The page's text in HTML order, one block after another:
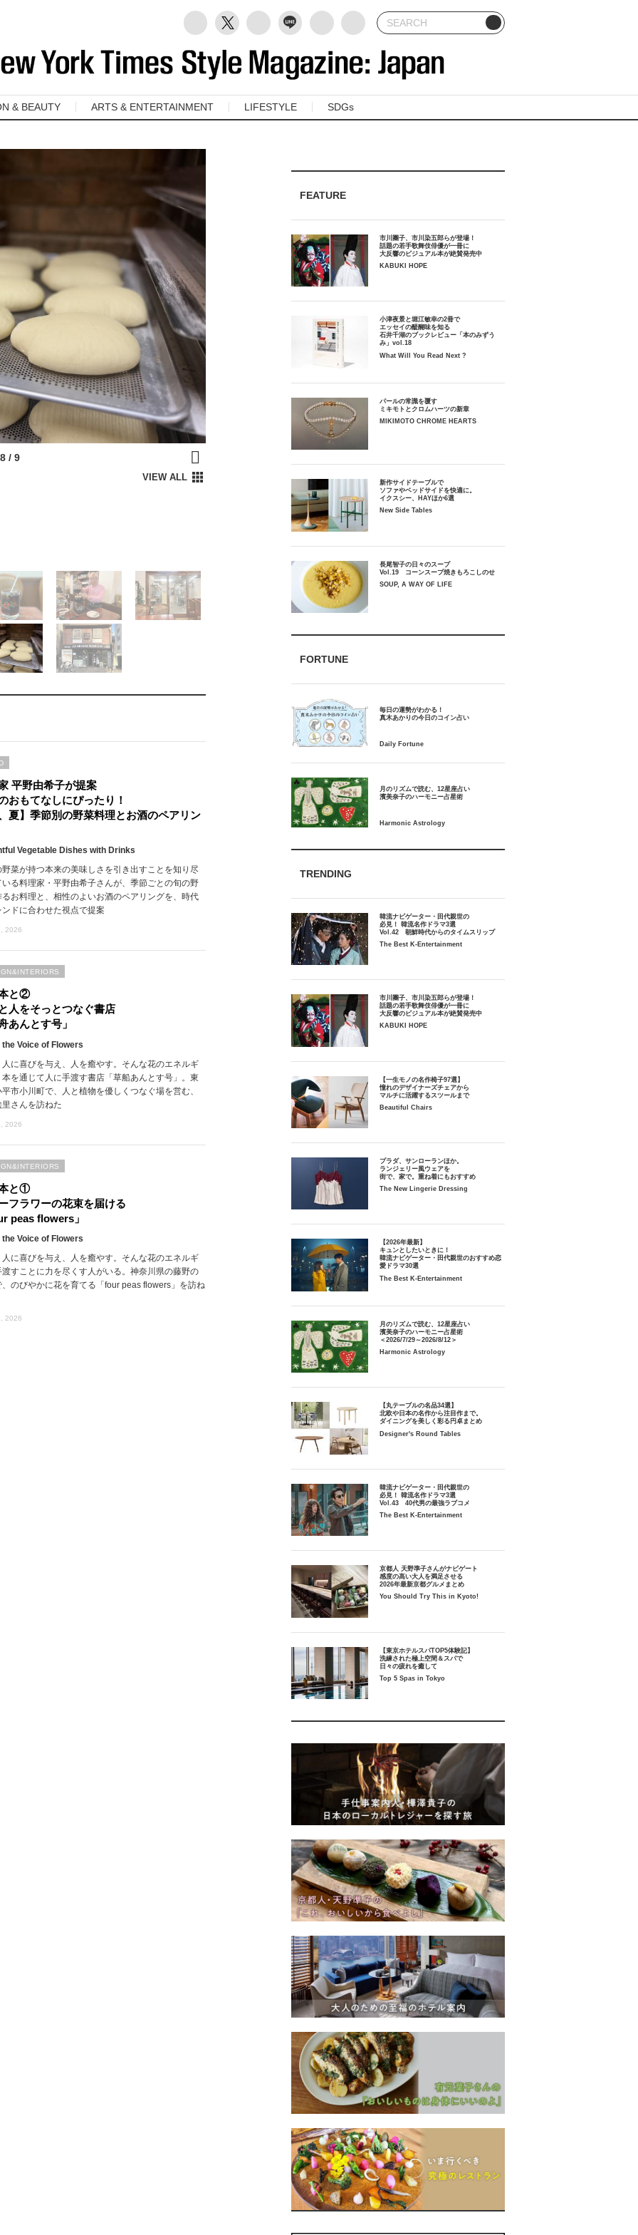
& BEAUTY ARTS & ENTERTAINMENT LIFESTYLE SDGs
平野由希子が提案
おもてなしにぴったり！
、夏】季節別の野菜料理とお酒のペアリン
Vegetable Dishes with Drinks
野菜が持つ本来の美味しさを引き出すことを知り尽
いる料理家・平野由希子さんが、季節ごとの旬の野
るお料理と、相性のよいお酒のペアリングを、時代
ンドに合わせた視点で提案
2026
と②
人をそっとつなぐ書店
あんとす号」
Voice of Flowers
人に喜びを与え、人を癒やす。そんな花のエネルギ
本を通じて人に手渡す書店「草船あんとす号」。東
市小川町で、人と植物を優しくつなぐ場を営む、
里さんを訪ねた
2026
と①
フラワーの花束を届ける
peas flowers」
the Voice of Flowers
人に喜びを与え、人を癒やす。そんな花のエネルギ
渡すことに力を尽くす人がいる。神奈川県の藤野の
、のびやかに花を育てる「four peas flowers」を訪ね
2026
FEATURE
市川團子、市川染五郎らが登場！
話題の若手歌舞伎俳優が一冊に
大反響のビジュアル本が絶賛発売中
KABUKI HOPE
小津夜景と堀江敏幸の2冊で
エッセイの醍醐味を知る
石井千湖のブックレビュー「本のみずう
み」vol.18
What Will You Read Next ?
パールの常識を覆す
ミキモトとクロムハーツの新章
MIKIMOTO CHROME HEARTS
新作サイドテーブルで
ソファやベッドサイドを快適に。
イクスシー、HAYほか6選
New Side Tables
長尾智子の日々のスープ
Vol.19 コーンスープ焼きもろこしのせ
SOUP, A WAY OF LIFE
FORTUNE
毎日の運勢がわかる！
月のリズムで読む、12星座占い
TRENDING
韓流ナビゲーター・田代親世の
必見！ 韓流名作ドラマ3選
Vol.42 朝鮮時代からのタイムスリップ
The Best K-Entertainment
市川團子、市川染五郎らが登場！
話題の若手歌舞伎俳優が一冊に
大反響のビジュアル本が絶賛発売中
KABUKI HOPE
【一生モノの名作椅子97選】
憧れのデザイナーズチェアから
マルチに活躍するスツールまで
Beautiful Chairs
プラダ、サンローランほか。
ランジェリー風ウェアを
街で、家で。重ね着にもおすすめ
The New Lingerie Dressing
【2026年最新】
キュンとしたいときに！
韓流ナビゲーター・田代親世のおすすめ恋
愛ドラマ30選
The Best K-Entertainment
月のリズムで読む、12星座占い
濱美奈子のハーモニー占星術
＜2026/7/29～2026/8/12＞
Harmonic Astrology
【丸テーブルの名品34選】
北欧や日本の名作から注目作まで。
ダイニングを美しく彩る円卓まとめ
Designer's Round Tables
韓流ナビゲーター・田代親世の
必見！ 韓流名作ドラマ3選
Vol.43 40代男の最強ラブコメ
The Best K-Entertainment
京都人 天野準子さんがナビゲート
感度の高い大人を満足させる
2026年最新京都グルメまとめ
You Should Try This in Kyoto!
【東京ホテルスパTOP5体験記】
洗練された極上空間＆スパで
日々の疲れを癒して
Top 5 Spas in Tokyo